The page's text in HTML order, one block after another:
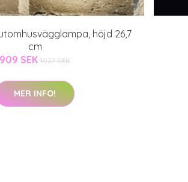
höjd 26,7
cm
909 SEK 1027 SEK
MER INFO!